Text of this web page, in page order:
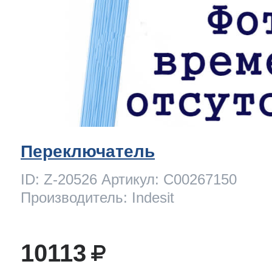
Переключатель
ID: Z-20526 Артикул: C00267150
Производитель: Indesit
10113